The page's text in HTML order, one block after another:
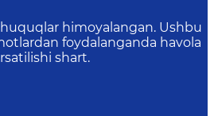
huquqlar himoyalangan. Ushbu
foydalanganda havola
shart.